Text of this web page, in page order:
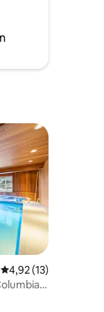
Évaluation moyenne
4,92 (13)
–